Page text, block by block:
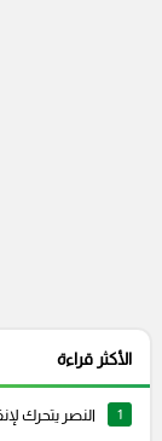
الأكثر قراءة
1 النصر يتحرك